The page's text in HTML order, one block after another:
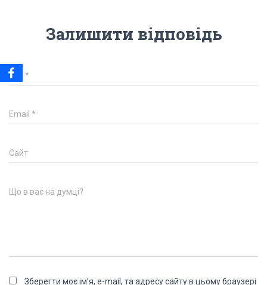
Залишити відповідь
Ім'я *
Email *
Сайт
Що в вас на думці?
Зберегти моє ім'я, e-mail, та адресу сайту в цьому браузері